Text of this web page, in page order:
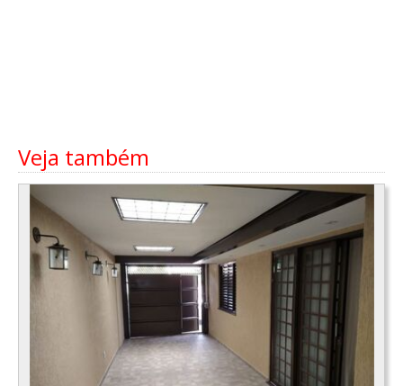
Veja também